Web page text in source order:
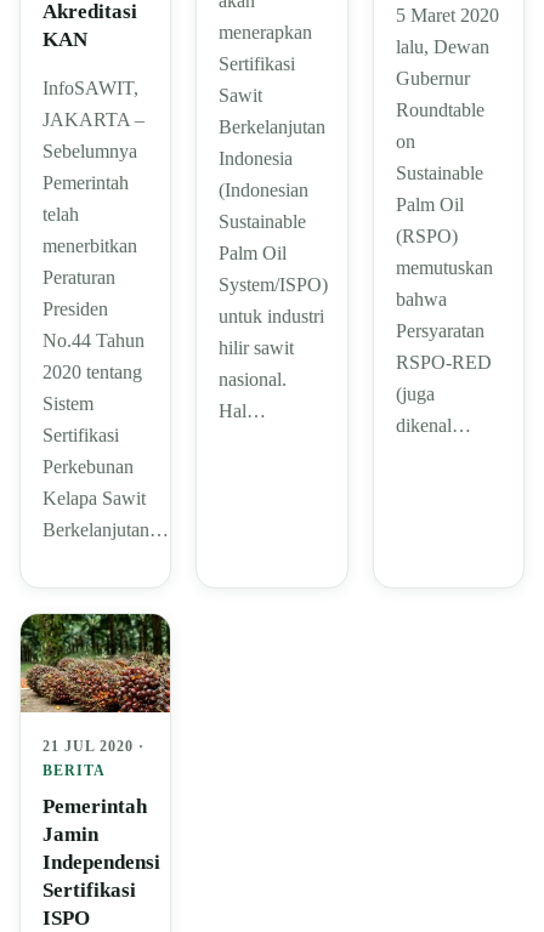
Akreditasi
KAN
InfoSAWIT,
JAKARTA –
Sebelumnya
Pemerintah
telah
menerbitkan
Peraturan
Presiden
No.44 Tahun
2020 tentang
Sistem
Sertifikasi
Perkebunan
Kelapa Sawit
Berkelanjutan…
menerapkan
Sertifikasi
Sawit
Berkelanjutan
Indonesia
(Indonesian
Sustainable
Palm Oil
System/ISPO)
untuk industri
hilir sawit
nasional.
Hal…
5 Maret 2020
lalu, Dewan
Gubernur
Roundtable
on
Sustainable
Palm Oil
(RSPO)
memutuskan
bahwa
Persyaratan
RSPO-RED
(juga
dikenal…
21 JUL 2020 ·
BERITA
Pemerintah
Jamin
Independensi
Sertifikasi
ISPO